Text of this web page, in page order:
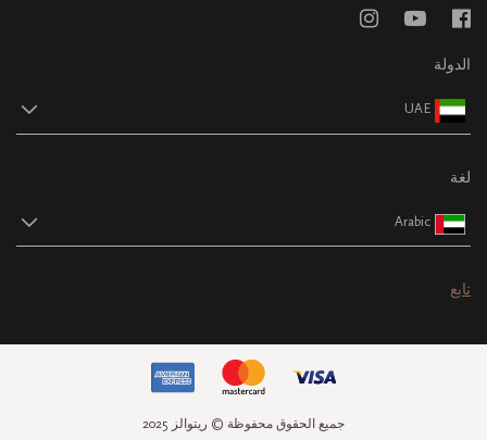
الدولة
UAE
لغة
Arabic
تابع
جميع الحقوق محفوظة © ريتوالز 2025